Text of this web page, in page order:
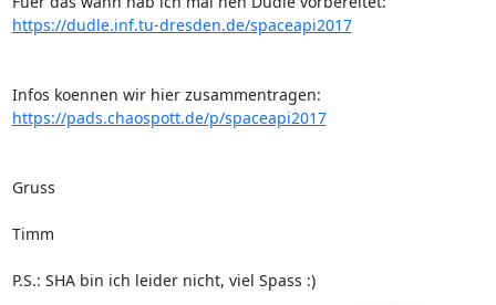
https://dudle.inf.tu-dresden.de/spaceapi2017
https://pads.chaospott.de/p/spaceapi2017
Gruss
Timm
P.S.: SHA bin ich leider nicht, viel Spass :)